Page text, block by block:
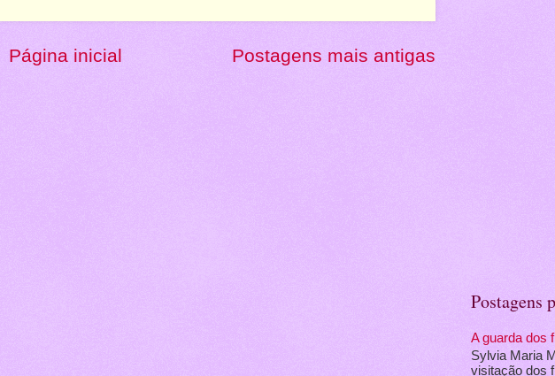
Postagens mais antigas
Página inicial
Postagens
A guarda dos
Sylvia Maria
visitação dos